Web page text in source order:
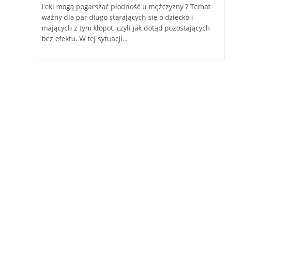
Leki mogą pogarszać płodność u mężczyzny ? Temat
ważny dla par długo starających się o dziecko i
mających z tym kłopot, czyli jak dotąd pozostających
bez efektu. W tej sytuacji…